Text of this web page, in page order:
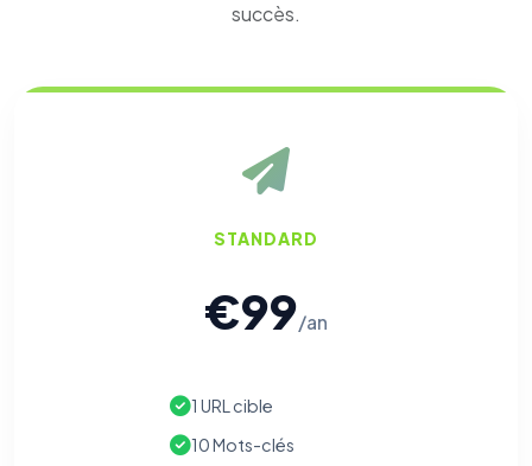
succès.
STANDARD
€99/an
1 URL cible
10 Mots-clés